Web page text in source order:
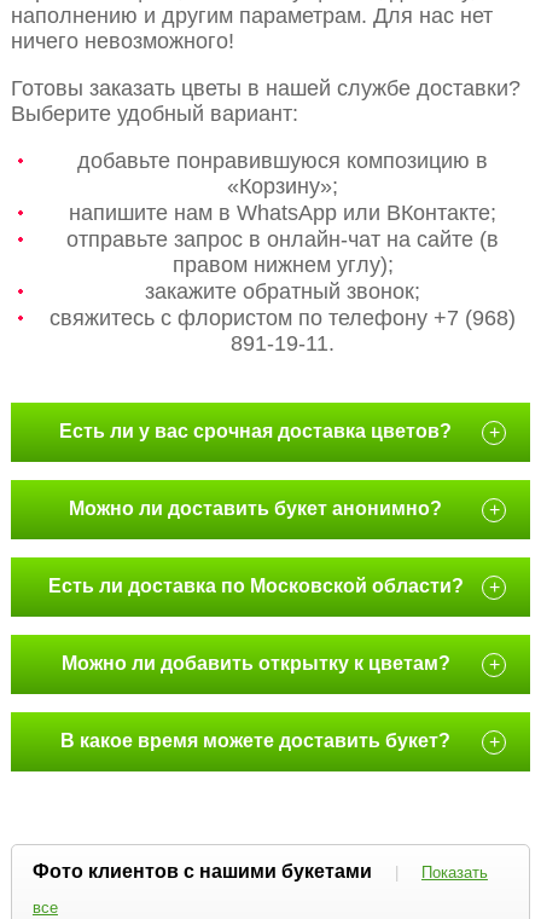
наполнению и другим параметрам. Для нас нет
ничего невозможного!
Готовы заказать цветы в нашей службе доставки?
Выберите удобный вариант:
добавьте понравившуюся композицию в
«Корзину»;
напишите нам в WhatsApp или ВКонтакте;
отправьте запрос в онлайн-чат на сайте (в
правом нижнем углу);
закажите обратный звонок;
свяжитесь с флористом по телефону +7 (968)
891-19-11.
Есть ли у вас срочная доставка цветов? +
Можно ли доставить букет анонимно? +
Есть ли доставка по Московской области? +
Можно ли добавить открытку к цветам? +
В какое время можете доставить букет? +
Фото клиентов с нашими букетами |
Показать
все